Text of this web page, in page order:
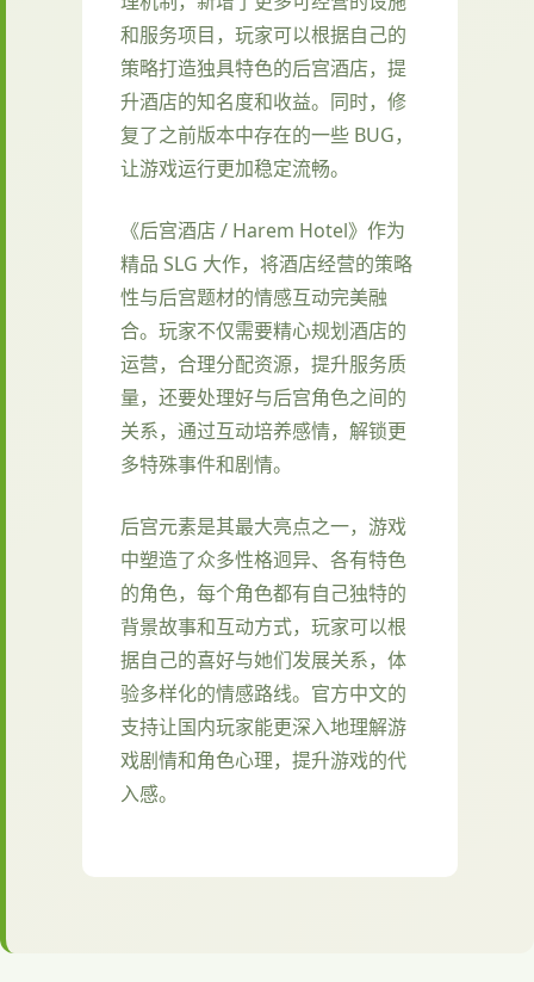
和服务项目，玩家可以根据自己的
策略打造独具特色的后宫酒店，提
升酒店的知名度和收益。同时，修
复了之前版本中存在的一些 BUG，
让游戏运行更加稳定流畅。
《后宫酒店 / Harem Hotel》作为
精品 SLG 大作，将酒店经营的策略
性与后宫题材的情感互动完美融
合。玩家不仅需要精心规划酒店的
运营，合理分配资源，提升服务质
量，还要处理好与后宫角色之间的
关系，通过互动培养感情，解锁更
多特殊事件和剧情。
后宫元素是其最大亮点之一，游戏
中塑造了众多性格迥异、各有特色
的角色，每个角色都有自己独特的
背景故事和互动方式，玩家可以根
据自己的喜好与她们发展关系，体
验多样化的情感路线。官方中文的
支持让国内玩家能更深入地理解游
戏剧情和角色心理，提升游戏的代
入感。